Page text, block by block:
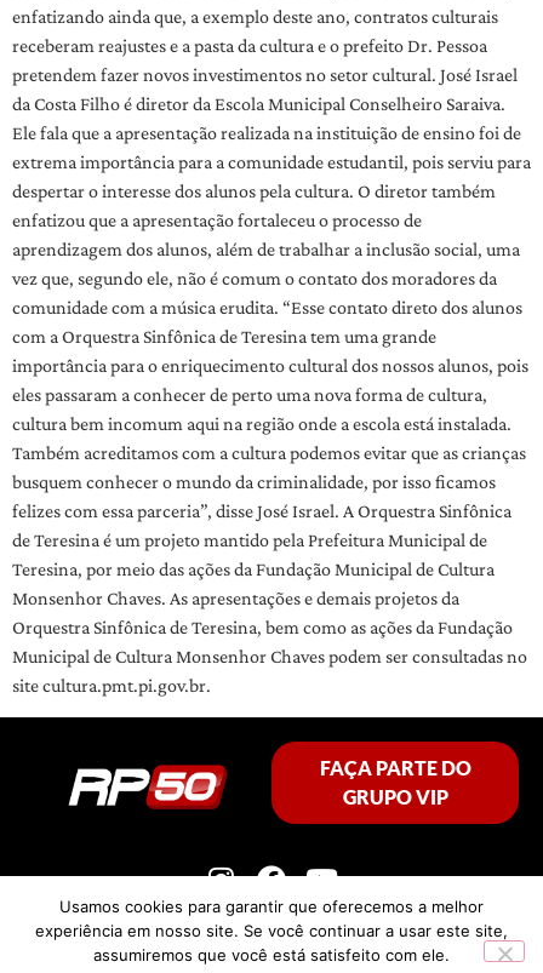
enfatizando ainda que, a exemplo deste ano, contratos culturais
receberam reajustes e a pasta da cultura e o prefeito Dr. Pessoa
pretendem fazer novos investimentos no setor cultural. José Israel
da Costa Filho é diretor da Escola Municipal Conselheiro Saraiva.
Ele fala que a apresentação realizada na instituição de ensino foi de
extrema importância para a comunidade estudantil, pois serviu para
despertar o interesse dos alunos pela cultura. O diretor também
enfatizou que a apresentação fortaleceu o processo de
aprendizagem dos alunos, além de trabalhar a inclusão social, uma
vez que, segundo ele, não é comum o contato dos moradores da
comunidade com a música erudita. “Esse contato direto dos alunos
com a Orquestra Sinfônica de Teresina tem uma grande
importância para o enriquecimento cultural dos nossos alunos, pois
eles passaram a conhecer de perto uma nova forma de cultura,
cultura bem incomum aqui na região onde a escola está instalada.
Também acreditamos com a cultura podemos evitar que as crianças
busquem conhecer o mundo da criminalidade, por isso ficamos
felizes com essa parceria”, disse José Israel. A Orquestra Sinfônica
de Teresina é um projeto mantido pela Prefeitura Municipal de
Teresina, por meio das ações da Fundação Municipal de Cultura
Monsenhor Chaves. As apresentações e demais projetos da
Orquestra Sinfônica de Teresina, bem como as ações da Fundação
Municipal de Cultura Monsenhor Chaves podem ser consultadas no
site cultura.pmt.pi.gov.br.
FAÇA PARTE DO
GRUPO VIP
Política de privacidade
Usamos cookies para garantir que oferecemos a melhor
experiência em nosso site. Se você continuar a usar este site,
assumiremos que você está satisfeito com ele.